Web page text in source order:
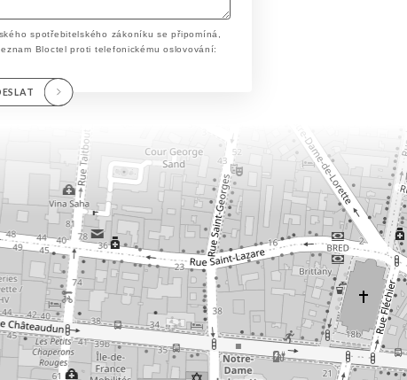
spotřebitelského zákoníku se připomíná,
Bloctel proti telefonickému oslovování: